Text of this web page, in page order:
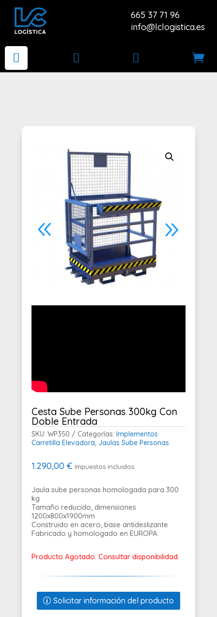
665 37 71 96
info@lclogistica.es
   
Cesta Sube Personas 300kg Con
Doble Entrada
SKU: WP350 Categorías: Implementos
Carretilla Elevadora, Jaulas Sube Personas
1.290,00 € Impuestos incluidos
Jaula sube personas homologada para 300
kg
Tamaño reducido, dimensiones
1200x800x1900mm
Construido en acero, base antideslizante
Fabricado y homologado en EUROPA.
Producto Agotado. Consultar disponibilidad.
Solicitar información del producto